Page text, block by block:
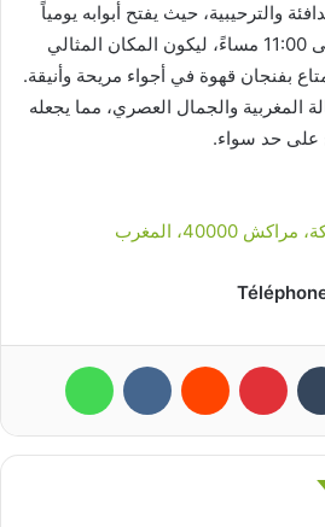
والترحيبية، حيث يفتح أبوابه يومياً
من الساعة 9:00 صباحاً حتى 11:00 مساءً، ليكون المكان المثالي
بفنجان قهوة في أجواء مريحة وأنيقة.
المغربية والجمال العصري، مما يجعله
على حد سواء.
بينتيريست